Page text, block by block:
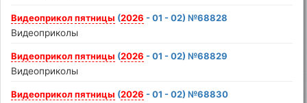
Видеоприкол пятницы (2026 - 01 - 02) №68828
Видеоприколы
Видеоприкол пятницы (2026 - 01 - 02) №68829
Видеоприколы
Видеоприкол пятницы (2026 - 01 - 02) №68830